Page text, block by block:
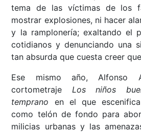
tema de las víctimas de los
mostrar explosiones, ni hacer
y la ramplonería; exaltando el
cotidianos y denunciando una
tan absurda que cuesta creer
Ese mismo año, Alfonso
cortometraje Los niños
temprano
en el que
como telón de fondo para
milicias urbanas y las